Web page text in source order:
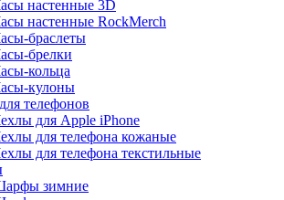
настенные 3D
настенные RockMerch
браслеты
брелки
кольца
кулоны
телефонов
для Apple iPhone
для телефона кожаные
для телефона текстильные
зимние